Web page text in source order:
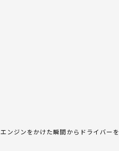
エンジンをかけた瞬間からドライバーを